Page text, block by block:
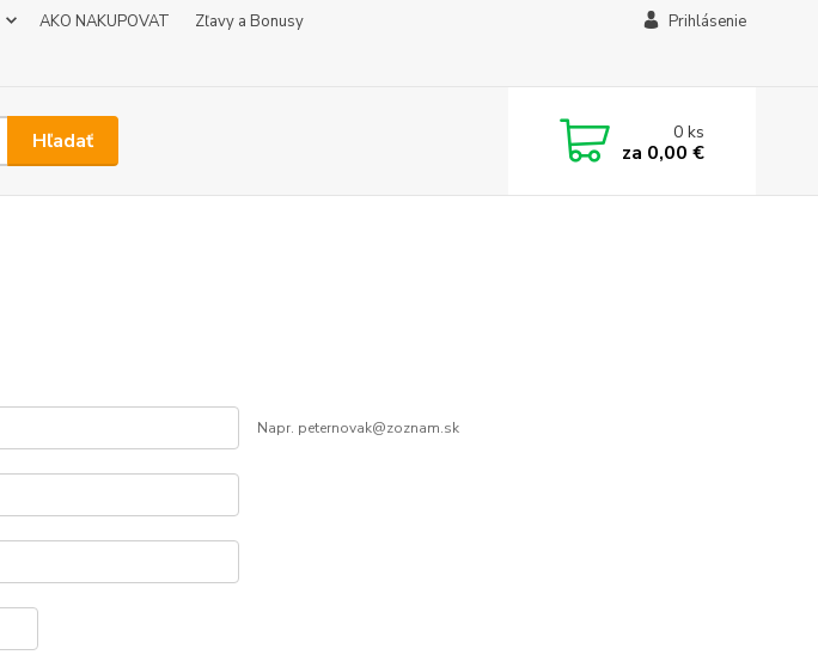
AKO NAKUPOVAT
Zľavy a Bonusy
Prihlásenie
Hľadať 0ks
za 0,00 €
Napr. peternovak@zoznam.sk